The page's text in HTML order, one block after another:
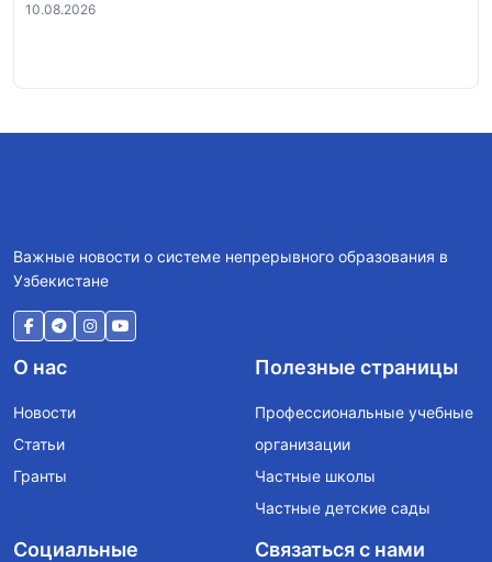
10.08.2026
Важные новости о системе непрерывного образования в
Узбекистане
О нас
Новости
Статьи
Гранты
Полезные страницы
Профессиональные учебные
организации
Частные школы
Частные детские сады
Социальные
Связаться с нами